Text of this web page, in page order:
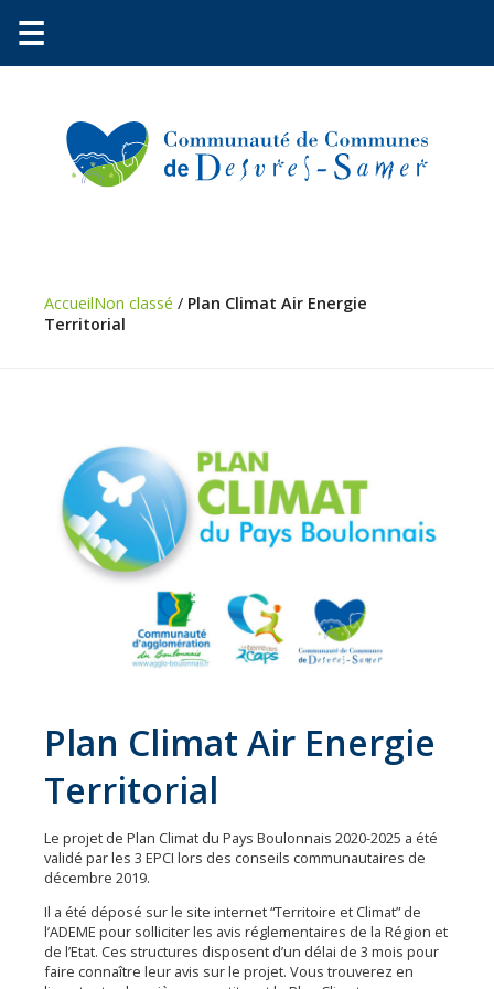
Petite
enfance
pratique
Économie
Les
communes
Tourisme
Mobilité
d'emploi
☰
AccueilNon classé / Plan Climat Air Energie
Territorial
Plan Climat Air Energie
Territorial
Le projet de Plan Climat du Pays Boulonnais 2020-2025 a été
validé par les 3 EPCI lors des conseils communautaires de
décembre 2019.
Il a été déposé sur le site internet “Territoire et Climat” de
l’ADEME pour solliciter les avis réglementaires de la Région et
de l’Etat. Ces structures disposent d’un délai de 3 mois pour
faire connaître leur avis sur le projet. Vous trouverez en